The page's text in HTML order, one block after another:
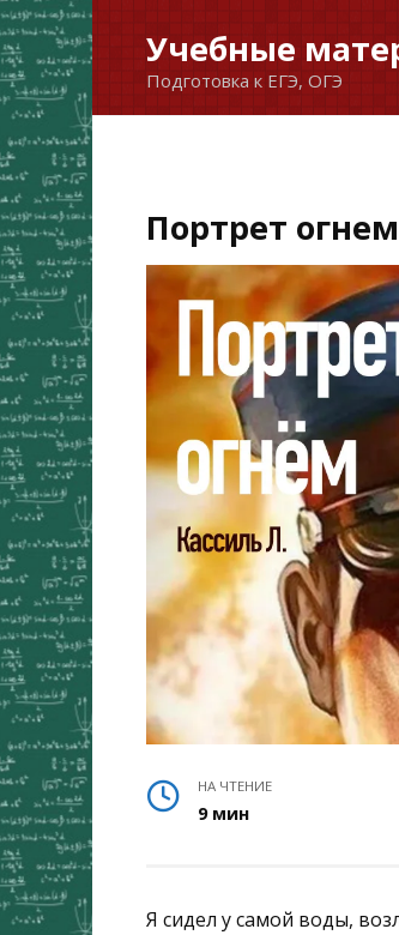
Перейти
к
содержанию
Учебные
Подготовка к ЕГЭ, ОГЭ
Портрет
НА ЧТЕНИЕ
9 мин
Я сидел у самой воды,